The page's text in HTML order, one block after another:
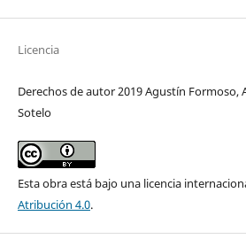
Licencia
Derechos de autor 2019 Agustín Formoso,
Sotelo
Esta obra está bajo una licencia
Atribución 4.0.